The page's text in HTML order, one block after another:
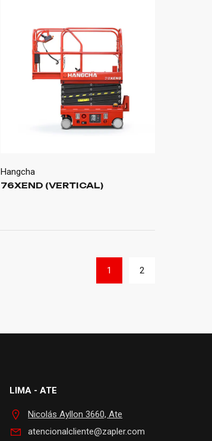
Hangcha
76XEND (VERTICAL)
1 2
LIMA - ATE
Nicolás Ayllon 3660, Ate
atencionalcliente@zapler.com